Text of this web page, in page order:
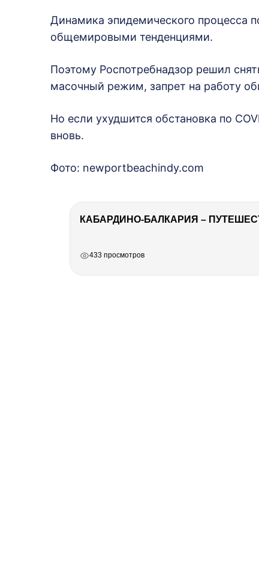
Динамика эпидемического процесса
общемировыми тенденциями.
Поэтому Роспотребнадзор решил
масочный режим, запрет на работу
Но если ухудшится обстановка по
вновь.
Фото: newportbeachindy.com
КАБАРДИНО-БАЛКАРИЯ –
433 просмотров